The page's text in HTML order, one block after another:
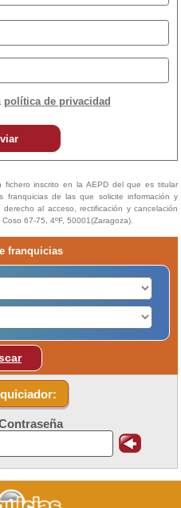
política de privacidad
inscrito en la AEPD del que es titular
franquicias de las que solicite información y
al acceso, rectificación y cancelación
67-75, 4ºF, 50001(Zaragoza).
franquicias